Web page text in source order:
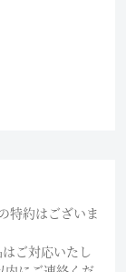
特約はございま
ご対応いたし